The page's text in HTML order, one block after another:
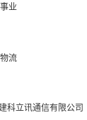
业
流
科立讯通信有限公司